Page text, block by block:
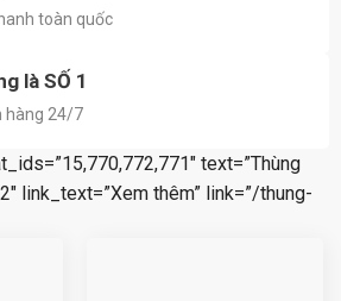
toàn quốc
là SỐ 1
hàng 24/7
text=”Thùng
link_text=”Xem thêm” link=”/thung-